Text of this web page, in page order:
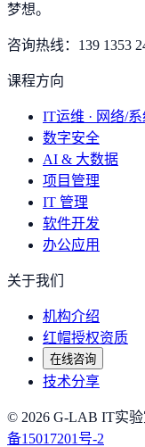
梦想。
咨询热线： 139 1353
课程方向
IT运维 · 网络/
数字安全
AI & 大数据
项目管理
IT 管理
软件开发
办公应用
关于我们
机构介绍
红帽授权资质
在线咨询
技术分享
© 2026 G-LAB IT实验
备15017201号-2